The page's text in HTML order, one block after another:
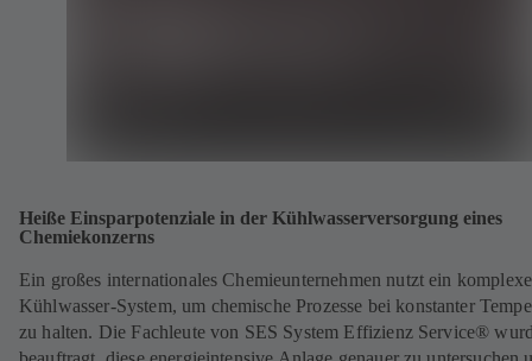
Heiße Einsparpotenziale in der Kühlwasserversorgung eines
Chemiekonzerns
Ein großes internationales Chemieunternehmen nutzt ein
Kühlwasser-System, um chemische Prozesse bei konstanter
zu halten. Die Fachleute von SES System Effizienz Service®